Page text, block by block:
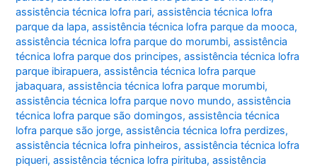
assistência técnica lofra pari,assistência técnica lofra
parque da lapa,assistência técnica lofra parque da mooca,
assistência técnica lofra parque do morumbi,assistência
técnica lofra parque dos principes,assistência técnica lofra
parque ibirapuera,assistência técnica lofra parque
jabaquara,assistência técnica lofra parque morumbi,
assistência técnica lofra parque novo mundo,assistência
técnica lofra parque são domingos,assistência técnica
lofra parque são jorge,assistência técnica lofra perdizes,
assistência técnica lofra pinheiros,assistência técnica lofra
piqueri,assistência técnica lofra pirituba,assistência